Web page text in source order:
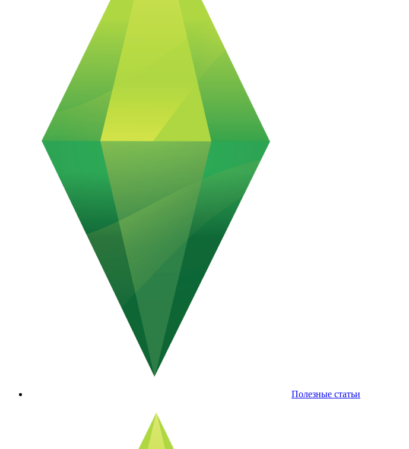
Полезные статьи